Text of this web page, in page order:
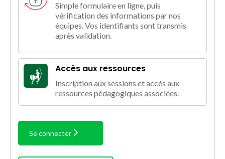
Simple formulaire en ligne, puis
vérification des informations par nos
équipes. Vos identifiants sont transmis
après validation.
Accès aux ressources
Inscription aux sessions et accès aux
ressources pédagogiques associées.
Se connecter